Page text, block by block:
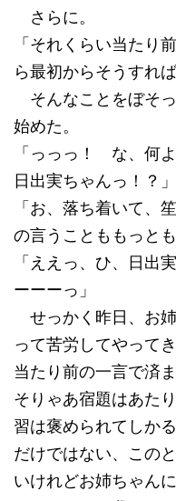
さらに。
「それくらい当たり
ら最初からそうすれ
そんなことをぼそ
始めた。
「っっっ！ な、何
日出実ちゃんっ！？」
「お、落ち着いて、
の言うことももっと
「ええっ、ひ、日
ーーーっ」
せっかく昨日、お
って苦労してやって
当たり前の一言で済
そりゃあ宿題はあた
習は褒められてしか
だけではない、この
いけれどお姉ちゃん